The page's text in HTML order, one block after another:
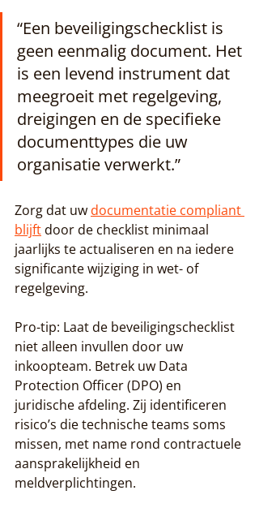
“Een beveiligingschecklist is
geen eenmalig document. Het
is een levend instrument dat
meegroeit met regelgeving,
dreigingen en de specifieke
documenttypes die uw
organisatie verwerkt.”
Zorg dat uw documentatie compliant
blijft door de checklist minimaal
jaarlijks te actualiseren en na iedere
significante wijziging in wet- of
regelgeving.
Pro-tip: Laat de beveiligingschecklist
niet alleen invullen door uw
inkoopteam. Betrek uw Data
Protection Officer (DPO) en
juridische afdeling. Zij identificeren
risico’s die technische teams soms
missen, met name rond contractuele
aansprakelijkheid en
meldverplichtingen.